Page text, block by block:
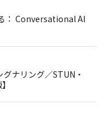
： Conversational AI
ナリング／STUN・